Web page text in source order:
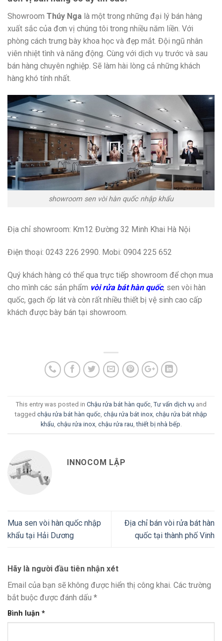
Showroom Thúy Nga là một trong những đại lý bán hàng
xuất sắc của đơn vị chúng tôi trong nhiều năm liền. Với
phòng cách trưng bày khoa học và đẹp mắt. Đội ngũ nhân
viên nhiệt tình và năng động. Cùng với dịch vụ trước và sau
bán hàng chuyên nghiệp. Sẽ làm hài lòng cả những khách
hàng khó tính nhất.
showroom sen vòi hàn quốc nhập khẩu
Địa chỉ showroom: Km12 Đường 32 Minh Khai Hà Nội
Điện thoại: 0243 226 2990. Mobi: 0904 225 652
Quý khách hàng có thể qua trực tiếp showroom để chọn mua
cho mình các sản phẩm vòi rửa bát hàn quốc, sen vòi hàn
quốc, gạch ốp lát và còn rất nhiều thiết bị vệ sinh cao cấp
khách được bày bán tại showroom.
This entry was posted in Chậu rửa bát hàn quốc, Tư vấn dịch vụand
tagged chậu rửa bát hàn quốc, chậu rửa bát inox, chậu rửa bát nhập
khẩu, chậu rửa inox, chậu rửa rau,thiết bị nhà bếp.
INNOCOM LẬP
Mua sen vòi hàn quốc nhập
khẩu tại Hải Dương
Địa chỉ bán vòi rửa bát hàn
quốc tại thành phố Vinh
Hãy là người đầu tiên nhận xét
Email của bạn sẽ không được hiển thị công khai. Các trường
bắt buộc được đánh dấu *
Bình luận *